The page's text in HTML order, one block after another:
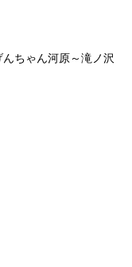
ちゃん河原～滝ノ沢